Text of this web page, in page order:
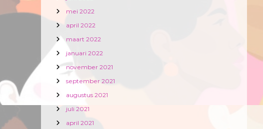
mei 2022
april 2022
maart 2022
januari 2022
november 2021
september 2021
augustus 2021
juli 2021
april 2021